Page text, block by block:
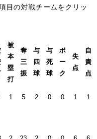
目の対戦チームをクリッ
被
本
塁
打
奪
三
振
与
四
球
与
死
球
ボ
ー
ク
失
点
自
責
点
1 5 2 0 0 1 1